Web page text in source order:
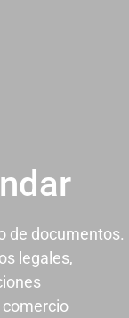
de documentos.
legales,
comercio